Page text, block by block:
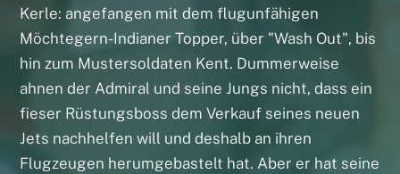
Kerle: angefangen mit dem flugunfähigen
Möchtegern-Indianer Topper, über "Wash Out", bis
hin zum Mustersoldaten Kent. Dummerweise
ahnen der Admiral und seine Jungs nicht, dass ein
fieser Rüstungsboss dem Verkauf seines neuen
Jets nachhelfen will und deshalb an ihren
Flugzeugen herumgebastelt hat. Aber er hat seine